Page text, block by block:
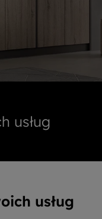
usług
usług